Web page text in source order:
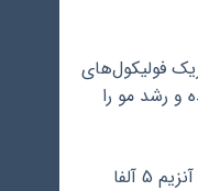
فولیکول‌های
و رشد مو را
فیناستراید (برای آقایان): این دارو با مهار آنزیم 5 آلفا